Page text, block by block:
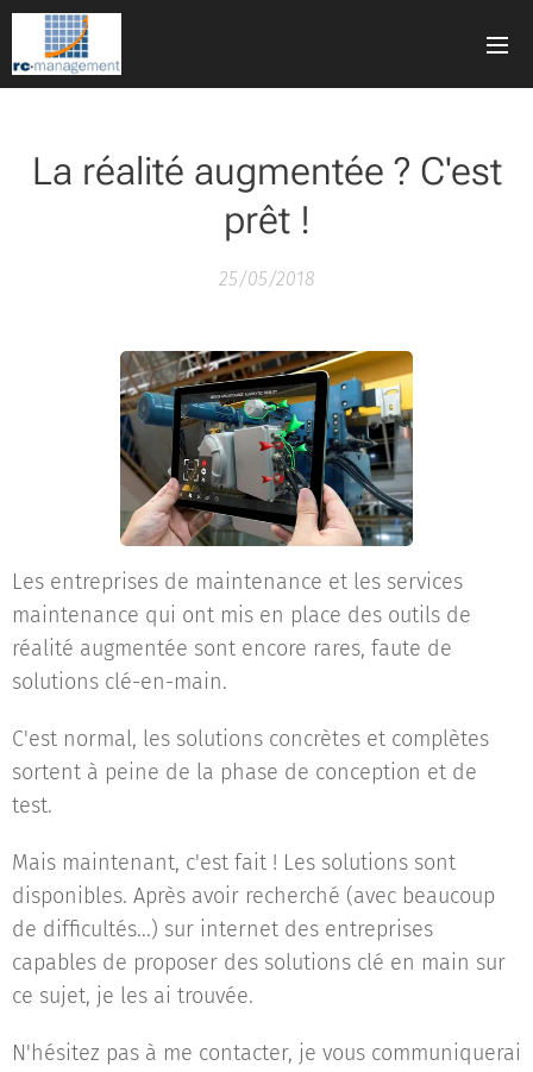
La réalité augmentée ? C'est
prêt !
25/05/2018
Les entreprises de maintenance et les services
maintenance qui ont mis en place des outils de
réalité augmentée sont encore rares, faute de
solutions clé-en-main.
C'est normal, les solutions concrètes et complètes
sortent à peine de la phase de conception et de
test.
Mais maintenant, c'est fait ! Les solutions sont
disponibles. Après avoir recherché (avec beaucoup
de difficultés...) sur internet des entreprises
capables de proposer des solutions clé en main sur
ce sujet, je les ai trouvée.
N'hésitez pas à me contacter, je vous communiquerai